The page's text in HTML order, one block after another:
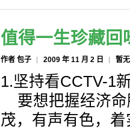
值得一生珍藏回
作者 包子 2009 年 11 月 2 日 暂
1.坚持看CCTV-1
要想把握经济命
茂，有声有色，